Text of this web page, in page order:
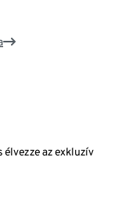
élvezze az exkluzív